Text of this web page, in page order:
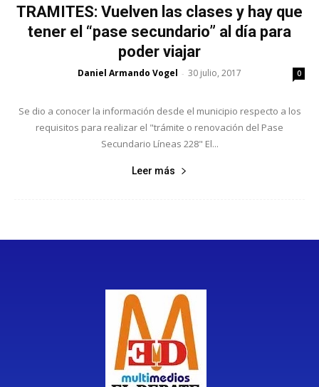
TRAMITES: Vuelven las clases y hay que
tener el “pase secundario” al día para
poder viajar
Daniel Armando Vogel - 30 julio, 2017 0
Se dio a conocer la información desde el municipio respecto a los
requisitos para realizar el "trámite o renovación del Pase
Secundario Líneas 228" El...
Leer más